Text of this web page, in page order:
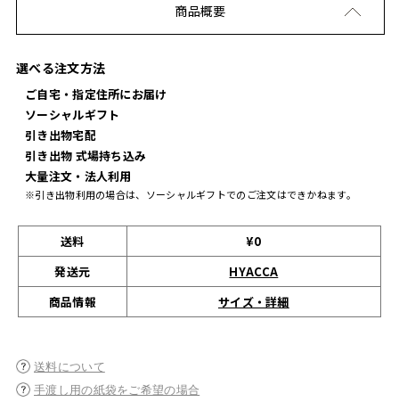
商品概要
選べる注文方法
ご自宅・指定住所にお届け
ソーシャルギフト
引き出物宅配
引き出物 式場持ち込み
大量注文・法人利用
※引き出物利用の場合は、ソーシャルギフトでのご注文はできかねます。
送料
¥0
発送元
HYACCA
商品情報
サイズ・詳細
送料について
手渡し用の紙袋をご希望の場合